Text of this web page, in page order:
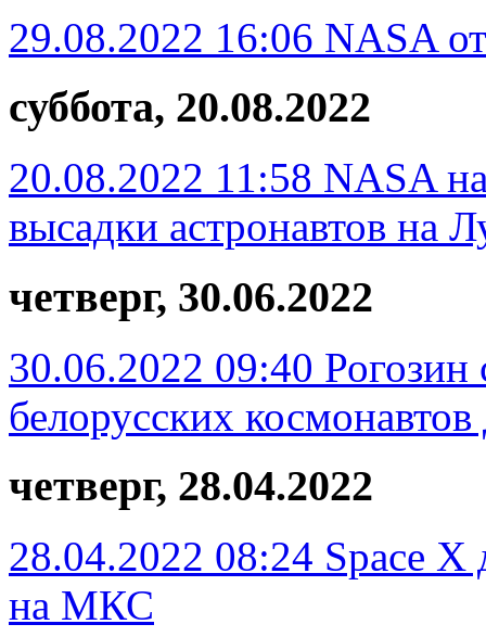
29.08.2022 16:06 NASA
суббота, 20.08.2022
20.08.2022 11:58 NASA
высадки астронавтов на
четверг, 30.06.2022
30.06.2022 09:40 Рогозин
белорусских
четверг, 28.04.2022
28.04.2022 08:24 Space X
на МКС